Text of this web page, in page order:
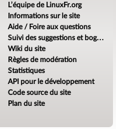
L’équipe de LinuxFr.org
Informations sur le site
Aide / Foire aux questions
Suivi des suggestions et bogues
Wiki du site
Règles de modération
Statistiques
API pour le développement
Code source du site
Plan du site